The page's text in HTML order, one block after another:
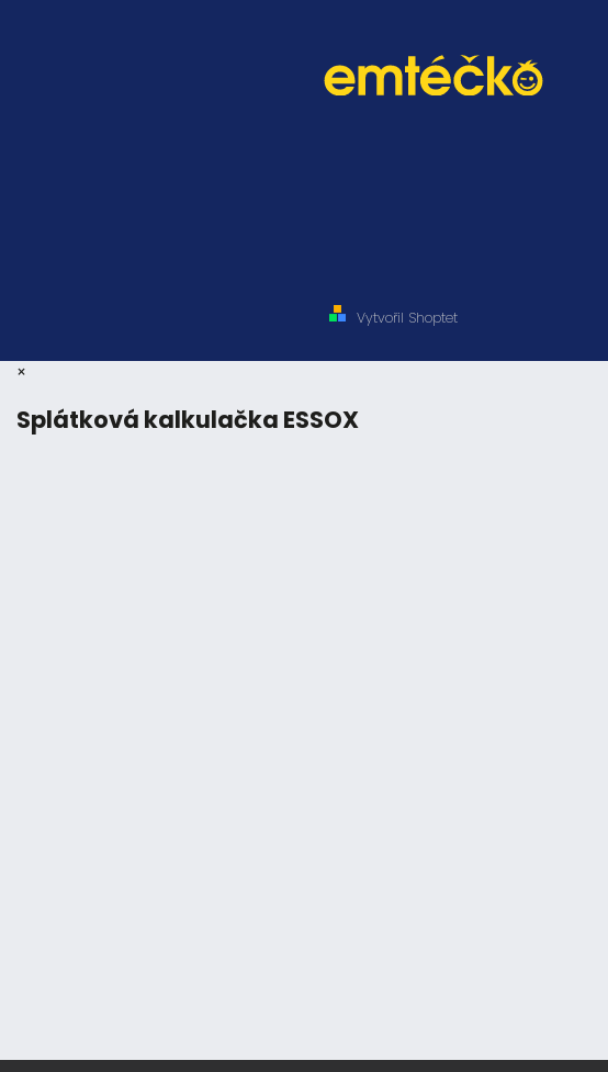
Vytvořil Shoptet
×
Splátková kalkulačka ESSOX